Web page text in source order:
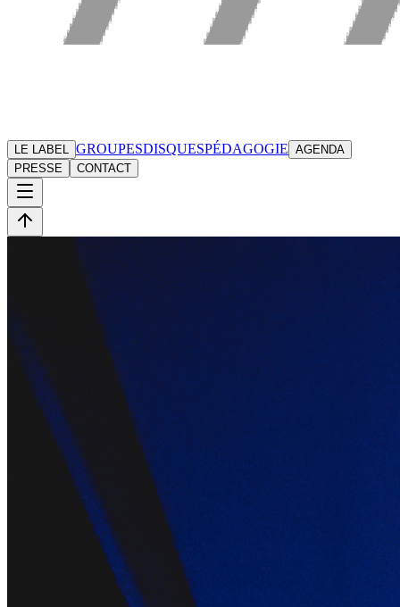
LE LABEL GROUPESDISQUESPÉDAGOGIE AGENDA
PRESSE
CONTACT